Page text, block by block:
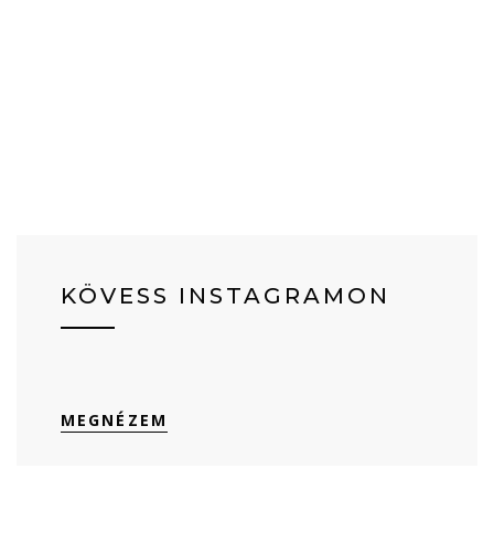
KÖVESS INSTAGRAMON
MEGNÉZEM